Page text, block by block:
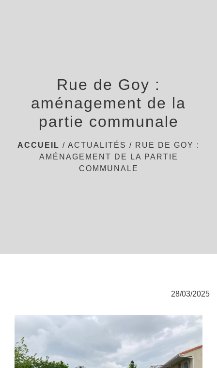
Rue de Goy :
aménagement de la
partie communale
ACCUEIL / ACTUALITÉS / RUE DE GOY :
AMÉNAGEMENT DE LA PARTIE
COMMUNALE
28/03/2025